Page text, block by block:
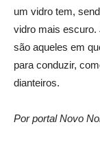
um vidro tem,
vidro mais escuro.
são aqueles em
para conduzir,
dianteiros.
Por portal Novo